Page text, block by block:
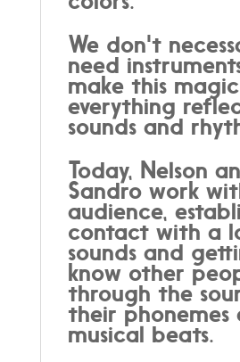
We don't
need
make this
everything
sounds and
Today, Nelson
Sandro work
audience,
contact with a
sounds and
know other
through the
their phonemes
musical beats.